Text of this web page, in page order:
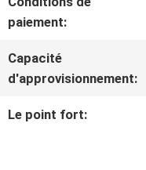
QUALITÉ
paiement:
Capacité
d'approvisionnement:
Le point fort: